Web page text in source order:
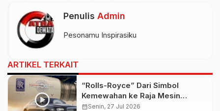
Penulis Admin
Pesonamu Inspirasiku
ARTIKEL TERKAIT
“Rolls-Royce” Dari Simbol
Kemewahan ke Raja Mesin
Pesawat
calendar_monthSenin, 27 Jul 2026